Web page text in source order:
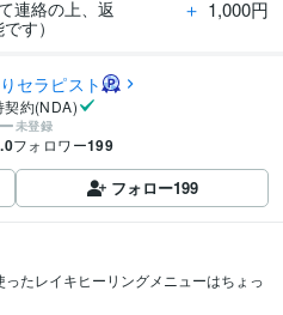
連絡の上、返
す）
＋ 1,000円
セラピスト
契約(NDA)
未登録
フォロワー199
フォロー199
たレイキヒーリングメニューはちょっ